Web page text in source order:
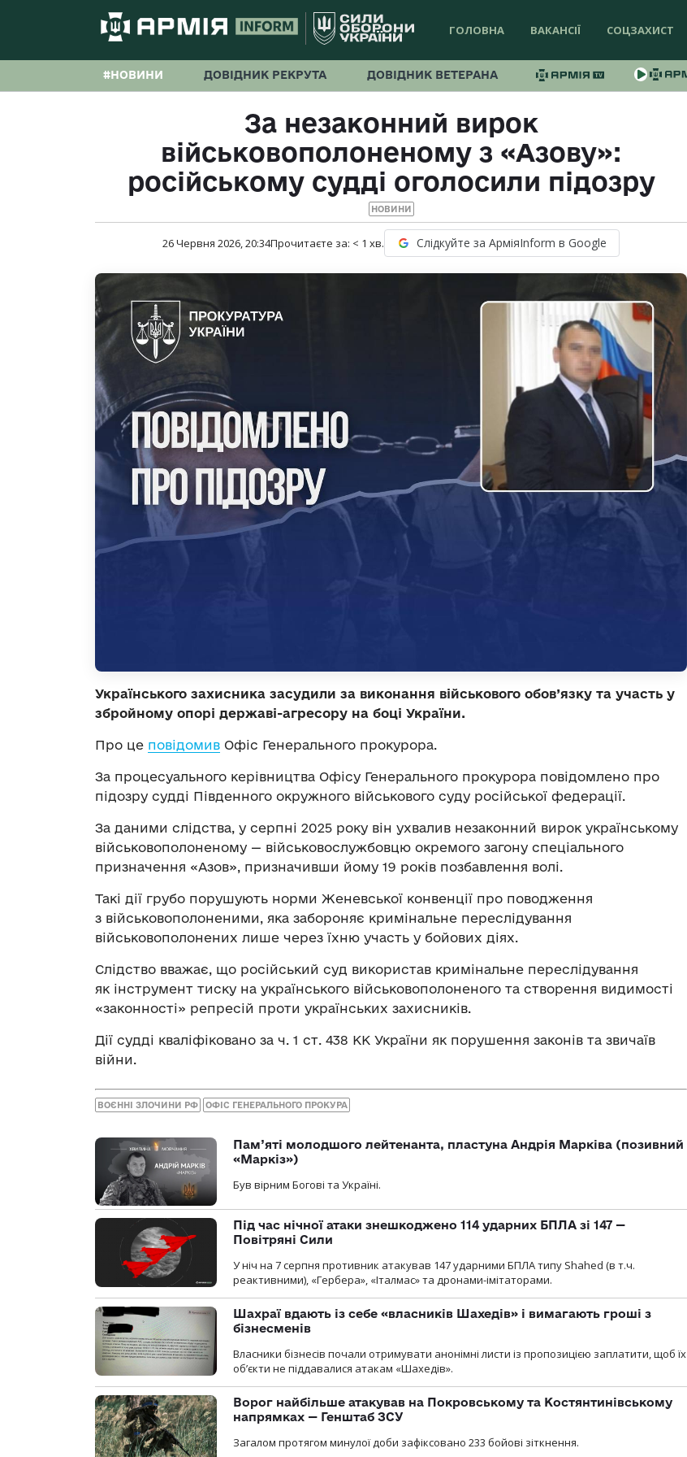
ГОЛОВНА ВАКАНСІЇ СОЦЗАХИСТ
#НОВИНИ ДОВІДНИК РЕКРУТА ДОВІДНИК ВЕТЕРАНА
За незаконний вирок
військовополоненому з «Азову»:
російському судді оголосили підозру
НОВИНИ
26 Червня 2026, 20:34Прочитаєте за: < 1 хв. Слідкуйте за АрміяInform в Google
Українського захисника засудили за виконання військового обов’язку та участь у
збройному опорі державі-агресору на боці України.
Про це повідомив Офіс Генерального прокурора.
За процесуального керівництва Офісу Генерального прокурора повідомлено про
підозру судді Південного окружного військового суду російської федерації.
За даними слідства, у серпні 2025 року він ухвалив незаконний вирок українському
військовополоненому — військовослужбовцю окремого загону спеціального
призначення «Азов», призначивши йому 19 років позбавлення волі.
Такі дії грубо порушують норми Женевської конвенції про поводження
з військовополоненими, яка забороняє кримінальне переслідування
військовополонених лише через їхню участь у бойових діях.
Слідство вважає, що російський суд використав кримінальне переслідування
як інструмент тиску на українського військовополоненого та створення видимості
«законності» репресій проти українських захисників.
Дії судді кваліфіковано за ч. 1 ст. 438 КК України як порушення законів та звичаїв
війни.
ВОЄННІ ЗЛОЧИНИ РФ ОФІС ГЕНЕРАЛЬНОГО ПРОКУРА
Пам’яті молодшого лейтенанта, пластуна Андрія Марківа (позивний
«Маркіз»)
Був вірним Богові та Україні.
Під час нічної атаки знешкоджено 114 ударних БПЛА зі 147 —
Повітряні Сили
У ніч на 7 серпня противник атакував 147 ударними БПЛА типу Shahed (в т.ч.
реактивними), «Гербера», «Італмас» та дронами-імітаторами.
Шахраї вдають із себе «власників Шахедів» і вимагають гроші з
бізнесменів
Власники бізнесів почали отримувати анонімні листи із пропозицією заплатити, щоб їх
об’єкти не піддавалися атакам «Шахедів».
Ворог найбільше атакував на Покровському та Костянтинівському
напрямках — Генштаб ЗСУ
Загалом протягом минулої доби зафіксовано 233 бойові зіткнення.